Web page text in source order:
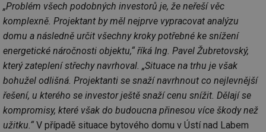
„Problém všech podobných investorů je, že neřeší věc
komplexně. Projektant by měl nejprve vypracovat analýzu
domu a následně určit všechny kroky potřebné ke snížení
energetické náročnosti objektu,“ říká Ing. Pavel Žubretovský,
který zateplení střechy navrhoval. „Situace na trhu je však
bohužel odlišná. Projektanti se snaží navrhnout co nejlevnější
řešení, u kterého se investor ještě snaží cenu snížit. Dělají se
kompromisy, které však do budoucna přinesou více škody než
užitku.“ V případě situace bytového domu v Ústí nad Labem